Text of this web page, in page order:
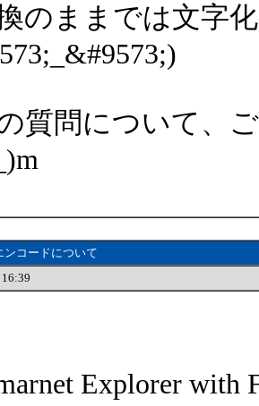
のままでは文字
質問について、
ンコードについて
Explorer